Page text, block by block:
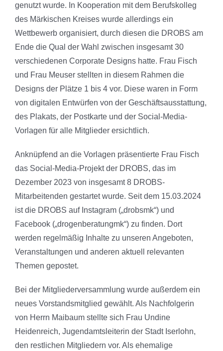
genutzt wurde. In Kooperation mit dem Berufskolleg
des Märkischen Kreises wurde allerdings ein
Wettbewerb organisiert, durch diesen die DROBS am
Ende die Qual der Wahl zwischen insgesamt 30
verschiedenen Corporate Designs hatte. Frau Fisch
und Frau Meuser stellten in diesem Rahmen die
Designs der Plätze 1 bis 4 vor. Diese waren in Form
von digitalen Entwürfen von der Geschäftsausstattung,
des Plakats, der Postkarte und der Social-Media-
Vorlagen für alle Mitglieder ersichtlich.
Anknüpfend an die Vorlagen präsentierte Frau Fisch
das Social-Media-Projekt der DROBS, das im
Dezember 2023 von insgesamt 8 DROBS-
Mitarbeitenden gestartet wurde. Seit dem 15.03.2024
ist die DROBS auf Instagram („drobsmk“) und
Facebook („drogenberatungmk“) zu finden. Dort
werden regelmäßig Inhalte zu unseren Angeboten,
Veranstaltungen und anderen aktuell relevanten
Themen gepostet.
Bei der Mitgliederversammlung wurde außerdem ein
neues Vorstandsmitglied gewählt. Als Nachfolgerin
von Herrn Maibaum stellte sich Frau Undine
Heidenreich, Jugendamtsleiterin der Stadt Iserlohn,
den restlichen Mitgliedern vor. Als ehemalige